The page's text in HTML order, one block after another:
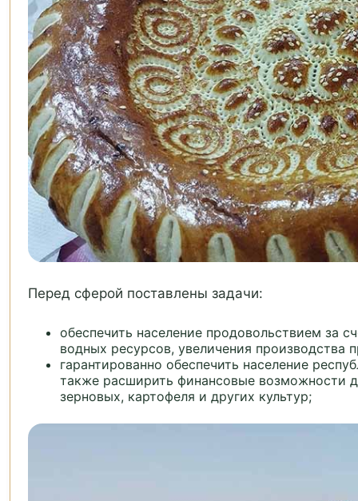
Перед сферой поставлены задачи:
обеспечить население продовольствием за
водных ресурсов, увеличения производства
гарантированно обеспечить население
также расширить финансовые возможности
зерновых, картофеля и других культур;